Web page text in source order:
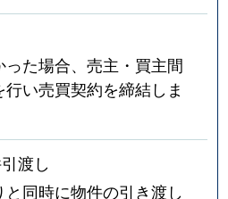
た場合、売主・買主間
い売買契約を締結しま
渡し
同時に物件の引き渡し